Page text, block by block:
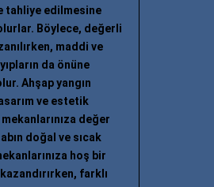
tahliye edilmesine
Böylece, değerli
maddi ve
da önüne
Ahşap yangın
ve estetik
değer
doğal ve sıcak
hoş bir
farklı